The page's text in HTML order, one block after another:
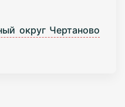
округ Чертаново